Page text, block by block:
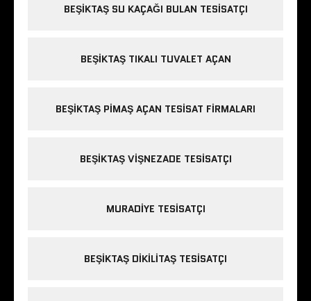
BEŞIKTAŞ SU KAÇAĞI BULAN TESISATÇI
BEŞIKTAŞ TIKALI TUVALET AÇAN
BEŞIKTAŞ PIMAŞ AÇAN TESISAT FIRMALARI
BEŞIKTAŞ VIŞNEZADE TESISATÇI
MURADIYE TESISATÇI
BEŞIKTAŞ DIKILITAŞ TESISATÇI